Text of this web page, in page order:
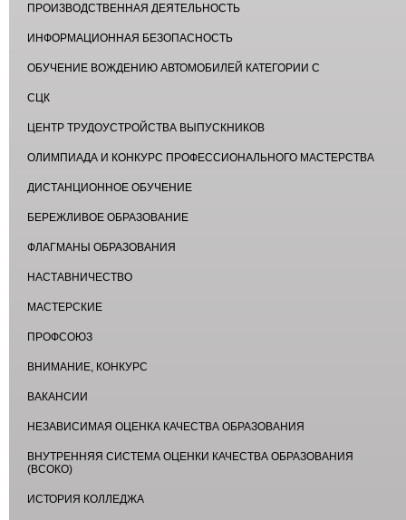
ПРОИЗВОДСТВЕННАЯ ДЕЯТЕЛЬНОСТЬ
ИНФОРМАЦИОННАЯ БЕЗОПАСНОСТЬ
ОБУЧЕНИЕ ВОЖДЕНИЮ АВТОМОБИЛЕЙ КАТЕГОРИИ С
СЦК
ЦЕНТР ТРУДОУСТРОЙСТВА ВЫПУСКНИКОВ
ОЛИМПИАДА И КОНКУРС ПРОФЕССИОНАЛЬНОГО МАСТЕРСТВА
ДИСТАНЦИОННОЕ ОБУЧЕНИЕ
БЕРЕЖЛИВОЕ ОБРАЗОВАНИЕ
ФЛАГМАНЫ ОБРАЗОВАНИЯ
НАСТАВНИЧЕСТВО
МАСТЕРСКИЕ
ПРОФСОЮЗ
ВНИМАНИЕ, КОНКУРС
ВАКАНСИИ
НЕЗАВИСИМАЯ ОЦЕНКА КАЧЕСТВА ОБРАЗОВАНИЯ
ВНУТРЕННЯЯ СИСТЕМА ОЦЕНКИ КАЧЕСТВА ОБРАЗОВАНИЯ
(ВСОКО)
ИСТОРИЯ КОЛЛЕДЖА